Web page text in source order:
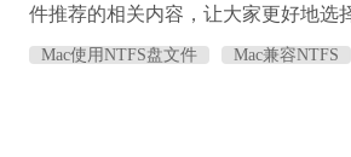
件推荐的相关内容，让大家更好地选
Mac使用NTFS盘文件 Mac兼容NTFS